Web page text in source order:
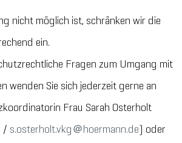
nicht möglich ist, schränken wir die
ein.
Fragen zum Umgang mit
wenden Sie sich jederzeit gerne an
Frau Sarah Osterholt
/ s.osterholt.vkg＠hoermann.de) oder